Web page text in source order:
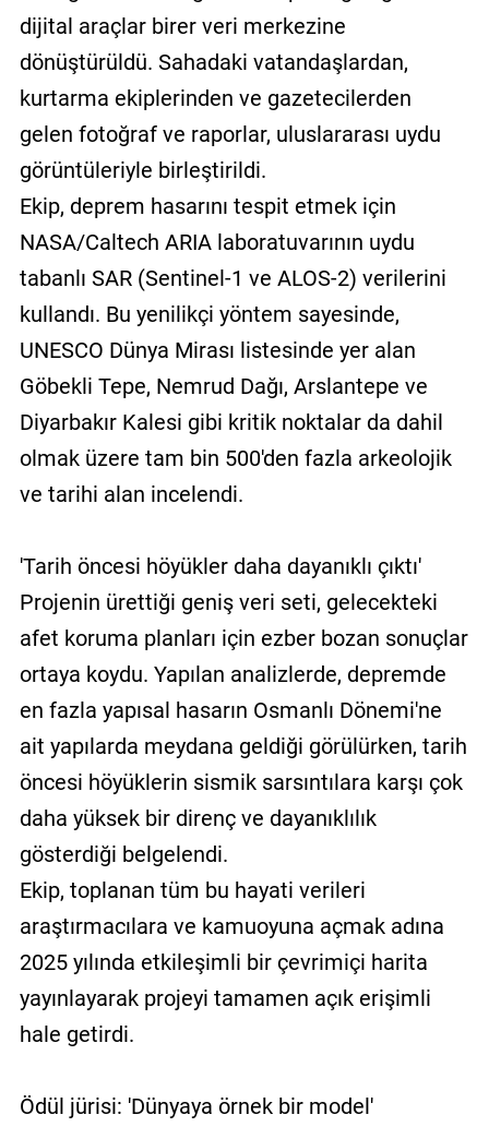
dijital araçlar birer veri merkezine
dönüştürüldü. Sahadaki vatandaşlardan,
kurtarma ekiplerinden ve gazetecilerden
gelen fotoğraf ve raporlar, uluslararası uydu
görüntüleriyle birleştirildi.
Ekip, deprem hasarını tespit etmek için
NASA/Caltech ARIA laboratuvarının uydu
tabanlı SAR (Sentinel-1 ve ALOS-2) verilerini
kullandı. Bu yenilikçi yöntem sayesinde,
UNESCO Dünya Mirası listesinde yer alan
Göbekli Tepe, Nemrud Dağı, Arslantepe ve
Diyarbakır Kalesi gibi kritik noktalar da dahil
olmak üzere tam bin 500'den fazla arkeolojik
ve tarihi alan incelendi.
'Tarih öncesi höyükler daha dayanıklı çıktı'
Projenin ürettiği geniş veri seti, gelecekteki
afet koruma planları için ezber bozan sonuçlar
ortaya koydu. Yapılan analizlerde, depremde
en fazla yapısal hasarın Osmanlı Dönemi'ne
ait yapılarda meydana geldiği görülürken, tarih
öncesi höyüklerin sismik sarsıntılara karşı çok
daha yüksek bir direnç ve dayanıklılık
gösterdiği belgelendi.
Ekip, toplanan tüm bu hayati verileri
araştırmacılara ve kamuoyuna açmak adına
2025 yılında etkileşimli bir çevrimiçi harita
yayınlayarak projeyi tamamen açık erişimli
hale getirdi.
Ödül jürisi: 'Dünyaya örnek bir model'